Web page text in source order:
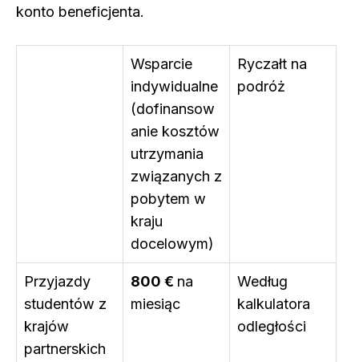
konto beneficjenta.
Wsparcie
indywidualne
(dofinansow
anie kosztów
utrzymania
związanych z
pobytem w
kraju
docelowym)
Ryczałt na
podróż
Przyjazdy
studentów z
krajów
partnerskich
800 € na
miesiąc
Według
kalkulatora
odległości